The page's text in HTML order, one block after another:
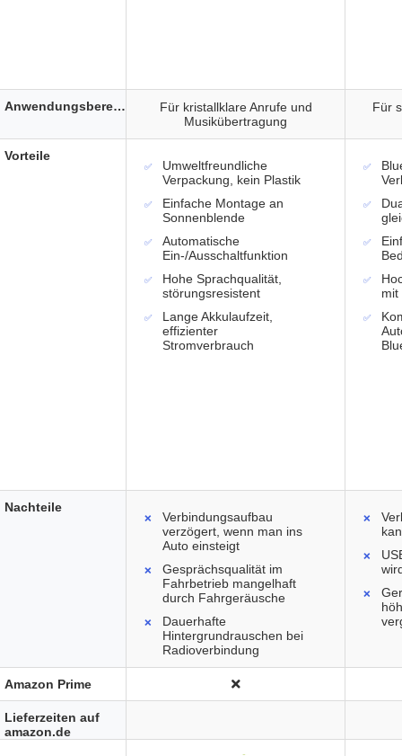
Für kristallklare Anrufe und
Musikübertragung
Für
Umweltfreundliche
Verpackung, kein Plastik
Einfache Montage an
Sonnenblende
Automatische
Ein-/Ausschaltfunktion
Hohe Sprachqualität,
störungsresistent
Lange Akkulaufzeit,
effizienter
Stromverbrauch
mit
Verbindungsaufbau
verzögert, wenn man ins
Auto einsteigt
Gesprächsqualität im
Fahrbetrieb mangelhaft
durch Fahrgeräusche
Dauerhafte
Hintergrundrauschen bei
Radioverbindung
Anwendungsbereich
Vorteile
Nachteile
Amazon Prime
Lieferzeiten auf
amazon.de